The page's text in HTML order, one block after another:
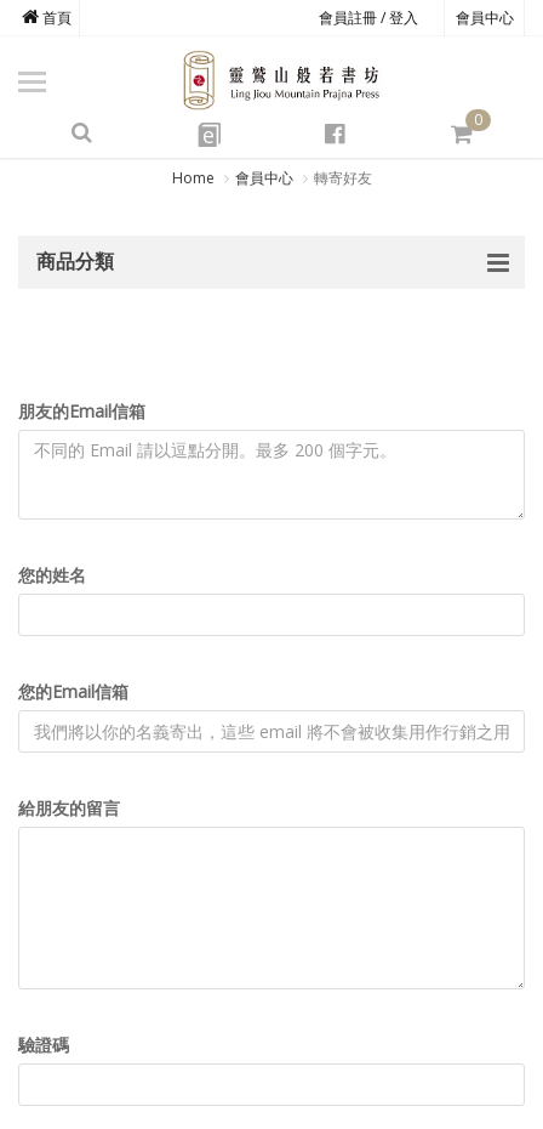
會員註冊 / 登入 會員中心
首頁
e
0
商品總覽
心道書庫
靈鷲叢書
心靈影音
Home 會員中心 轉寄好友
商品分類
朋友的Email信箱
您的姓名
您的Email信箱
給朋友的留言
驗證碼